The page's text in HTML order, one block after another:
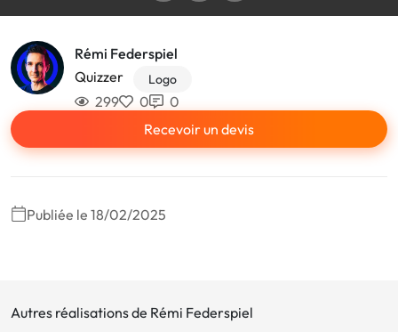
Rémi Federspiel
Quizzer
Logo
299 0
0
Recevoir un devis
Publiée le 18/02/2025
Autres réalisations de Rémi Federspiel